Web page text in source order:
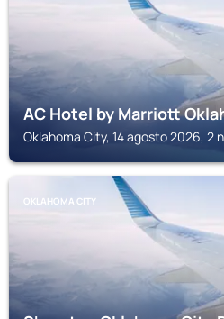
AC Hotel by Marriott
Oklahoma City, 14 agosto 2026, 2
OKLAHOMA CITY